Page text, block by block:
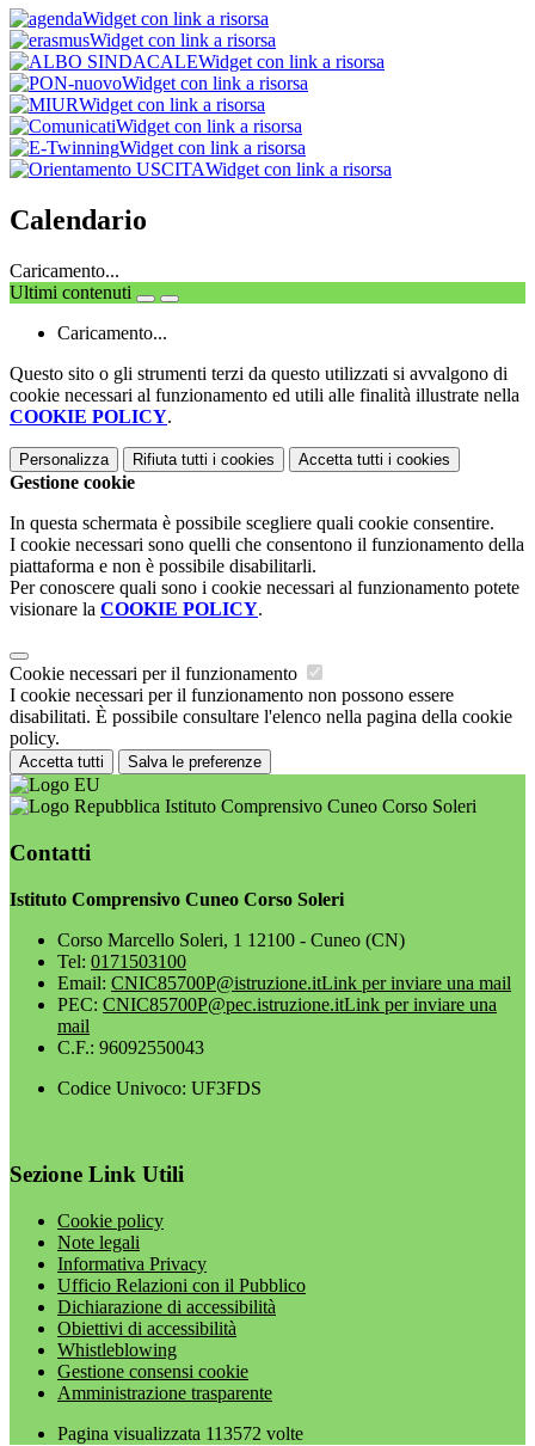
Widget con link a risorsa
Widget con link a risorsa
Widget con link a risorsa
Widget con link a risorsa
Widget con link a risorsa
Widget con link a risorsa
Widget con link a risorsa
Widget con link a risorsa
Calendario
Caricamento...
Ultimi contenuti
Caricamento...
Questo sito o gli strumenti terzi da questo utilizzati si avvalgono di
cookie necessari al funzionamento ed utili alle finalità illustrate nella
COOKIE POLICY.
Personalizza Rifiuta tutti i cookies Accetta tutti i cookies
Gestione cookie
In questa schermata è possibile scegliere quali cookie consentire.
I cookie necessari sono quelli che consentono il funzionamento della
piattaforma e non è possibile disabilitarli.
Per conoscere quali sono i cookie necessari al funzionamento potete
visionare la COOKIE POLICY.
Cookie necessari per il funzionamento
I cookie necessari per il funzionamento non possono essere
disabilitati. È possibile consultare l'elenco nella pagina della cookie
policy.
Accetta tutti Salva le preferenze
Istituto Comprensivo Cuneo Corso Soleri
Contatti
Istituto Comprensivo Cuneo Corso Soleri
Corso Marcello Soleri, 1 12100 - Cuneo (CN)
Tel: 0171503100
Email: CNIC85700P@istruzione.itLink per inviare una mail
PEC: CNIC85700P@pec.istruzione.itLink per inviare una
mail
C.F.: 96092550043
Codice Univoco: UF3FDS
Sezione Link Utili
Cookie policy
Note legali
Informativa Privacy
Ufficio Relazioni con il Pubblico
Dichiarazione di accessibilità
Obiettivi di accessibilità
Whistleblowing
Gestione consensi cookie
Amministrazione trasparente
Pagina visualizzata 113572 volte